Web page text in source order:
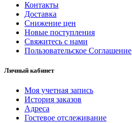
Контакты
Доставка
Снижение цен
Новые поступления
Свяжитесь с нами
Пользовательское Соглашение
Личный кабинет
Моя учетная запись
История заказов
Адреса
Гостевое отслеживание